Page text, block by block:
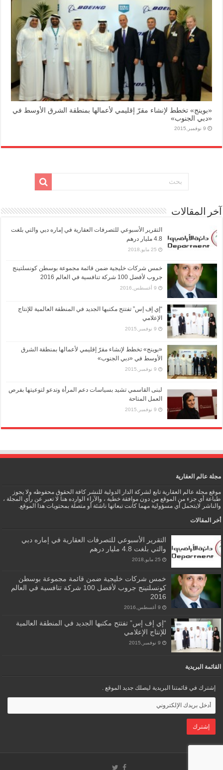
«بوينج» تخطط لإنشاء مقرّ إقليمي لأعمالها بمنطقة الشرق الأوسط في
«دبي الجنوب»
9 نوفمبر,2015
آخر المقالات
التقرير الأسبوعي للتصرفات العقارية في إماره دبي والتي بلغت
4.8 مليار درهم
25 مايو,2018
خمس شركات خليجية ضمن قائمة مجموعة بوسطن كونسلتينج
جروب لأفضل 100 شركة تنافسية في العالم 2016
9 أغسطس,2016
“إي إف إس” تفتتح مكتبها الجديد في المنطقة العالمية للإنتاج
الإعلامي
9 نوفمبر,2015
«بوينج» تخطط لإنشاء مقرّ إقليمي لأعمالها بمنطقة الشرق
الأوسط في «دبي الجنوب»
9 نوفمبر,2015
لبنى القاسمي تشيد بسياسات دعم المرأة وتدعو لتوعيتها بفرص
العمل المتاحة
9 نوفمبر,2015
مجلة عالم العقارية
موقع مجلة عالم العقارية تابع لشركة الدار الدولية للنشر كافة الحقوق محفوظه ولا يجوز
طباعة أي جزء من الموقع من دون موافقة خطية ، والآراء الوارده هنا لا تعبر عن رأي المجلة ،
والناشر لايتحمل أي مسؤولية مهما كانت تبعاتها ناشئة أو متصلة بمحتويات هذا الموقع.
أخر المقالات
التقرير الأسبوعي للتصرفات العقارية في إماره دبي
والتي بلغت 4.8 مليار درهم
25 مايو,2018
خمس شركات خليجية ضمن قائمة مجموعة بوسطن
كونسلتينج جروب لأفضل 100 شركة تنافسية في العالم
2016
9 أغسطس,2016
“إي إف إس” تفتتح مكتبها الجديد في المنطقة العالمية
للإنتاج الإعلامي
9 نوفمبر,2015
القائمة البريدية
إشترك في قائمتنا البريدية ليصلك جديد الموقع .